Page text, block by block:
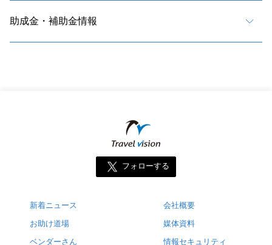
助成金・補助金情報
フォローする
新着ニュース
お助け道場
ベンダーさん
会社概要
媒体資料
情報セキュリティ